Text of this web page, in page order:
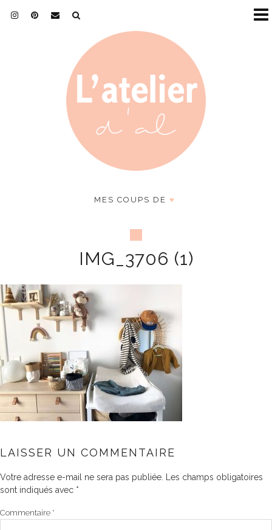
MES COUPS DE ♥
IMG_3706 (1)
LAISSER UN COMMENTAIRE
Votre adresse e-mail ne sera pas publiée.
Les champs obligatoires
sont indiqués avec *
Commentaire *